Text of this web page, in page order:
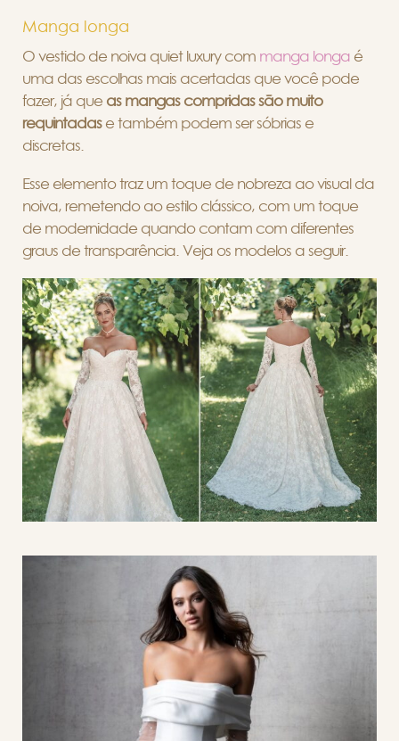
Manga longa
O vestido de noiva quiet luxury com manga longa é
uma das escolhas mais acertadas que você pode
fazer, já que as mangas compridas são muito
requintadase também podem ser sóbrias e
discretas.
Esse elemento traz um toque de nobreza ao visual da
noiva, remetendo ao estilo clássico, com um toque
de modernidade quando contam com diferentes
graus de transparência. Veja os modelos a seguir.